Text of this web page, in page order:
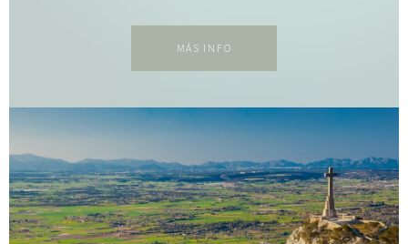
MÁS INFO